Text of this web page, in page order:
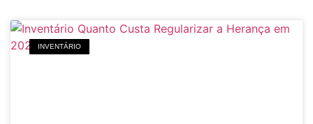
INVENTÁRIO